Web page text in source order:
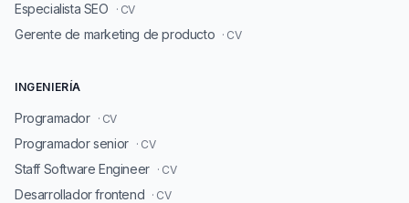
Especialista SEO · CV
Gerente de marketing de producto · CV
INGENIERÍA
Programador · CV
Programador senior · CV
Staff Software Engineer · CV
Desarrollador frontend · CV